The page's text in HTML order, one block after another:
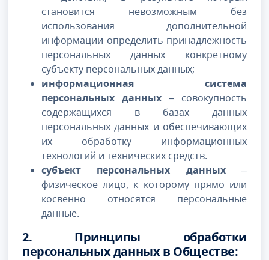
становится невозможным без
использования дополнительной
информации определить принадлежность
персональных данных конкретному
субъекту персональных данных;
информационная система
персональных данных – совокупность
содержащихся в базах данных
персональных данных и обеспечивающих
их обработку информационных
технологий и технических средств.
субъект персональных данных–
физическое лицо, к которому прямо или
косвенно относятся персональные
данные.
2. Принципы обработки
персональных данных в Обществе: